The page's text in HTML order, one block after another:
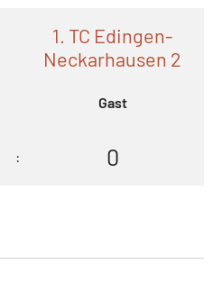
1. TC Edingen-
Neckarhausen 2
Gast
: 0